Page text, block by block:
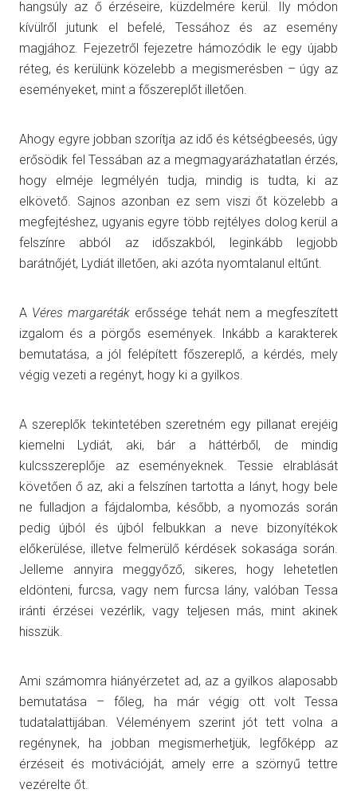
hangsúly az ő érzéseire, küzdelmére kerül. Ily módon
kívülről jutunk el befelé, Tessához és az esemény
magjához. Fejezetről fejezetre hámozódik le egy újabb
réteg, és kerülünk közelebb a megismerésben – úgy az
eseményeket, mint a főszereplőt illetően.
Ahogy egyre jobban szorítja az idő és kétségbeesés, úgy
erősödik fel Tessában az a megmagyarázhatatlan érzés,
hogy elméje legmélyén tudja, mindig is tudta, ki az
elkövető. Sajnos azonban ez sem viszi őt közelebb a
megfejtéshez, ugyanis egyre több rejtélyes dolog kerül a
felszínre abból az időszakból, leginkább legjobb
barátnőjét, Lydiát illetően, aki azóta nyomtalanul eltűnt.
A Véres margaréták erőssége tehát nem a megfeszített
izgalom és a pörgős események. Inkább a karakterek
bemutatása, a jól felépített főszereplő, a kérdés, mely
végig vezeti a regényt, hogy ki a gyilkos.
A szereplők tekintetében szeretném egy pillanat erejéig
kiemelni Lydiát, aki, bár a háttérből, de mindig
kulcsszereplője az eseményeknek. Tessie elrablását
követően ő az, aki a felszínen tartotta a lányt, hogy bele
ne fulladjon a fájdalomba, később, a nyomozás során
pedig újból és újból felbukkan a neve bizonyítékok
előkerülése, illetve felmerülő kérdések sokasága során.
Jelleme annyira meggyőző, sikeres, hogy lehetetlen
eldönteni, furcsa, vagy nem furcsa lány, valóban Tessa
iránti érzései vezérlik, vagy teljesen más, mint akinek
hisszük.
Ami számomra hiányérzetet ad, az a gyilkos alaposabb
bemutatása – főleg, ha már végig ott volt Tessa
tudatalattijában. Véleményem szerint jót tett volna a
regénynek, ha jobban megismerhetjük, legfőképp az
érzéseit és motivációját, amely erre a szörnyű tettre
vezérelte őt.